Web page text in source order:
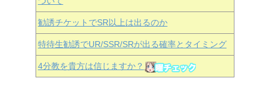
勧誘チケットでSR以上は出るのか
特待生勧誘でUR/SSR/SRが出る確率とタイミング
4分教を貴方は信じますか？